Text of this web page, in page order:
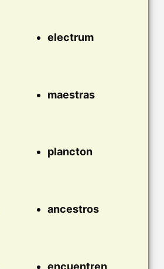
electrum
maestras
plancton
ancestros
encuentren